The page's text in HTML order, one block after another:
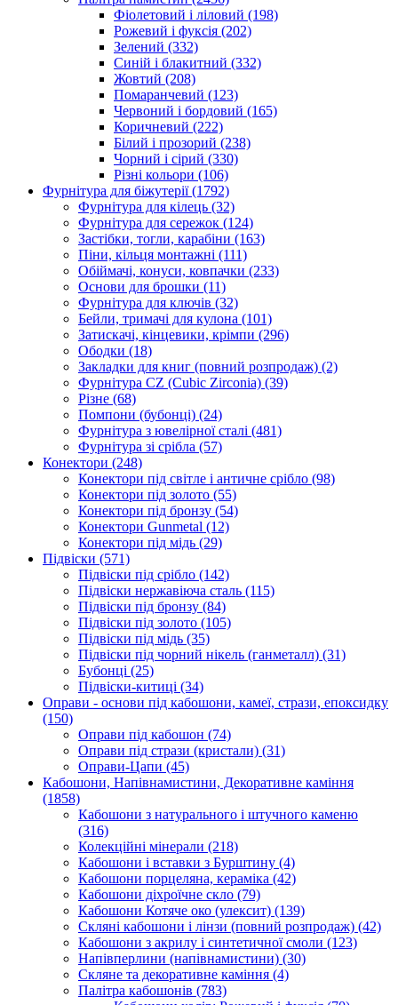
Фіолетовий і ліловий (198)
Рожевий і фуксія (202)
Зелений (332)
Синій і блакитний (332)
Жовтий (208)
Помаранчевий (123)
Червоний і бордовий (165)
Коричневий (222)
Білий і прозорий (238)
Чорний і сірий (330)
Різні кольори (106)
Фурнітура для біжутерії(1792)
Фурнітура для кілець (32)
Фурнітура для сережок (124)
Застібки, тогли, карабіни (163)
Піни, кільця монтажні (111)
Обіймачі, конуси, ковпачки (233)
Основи для брошки (11)
Фурнітура для ключів (32)
Бейли, тримачі для кулона (101)
Затискачі, кінцевики, крімпи (296)
Ободки (18)
Закладки для книг (повний розпродаж) (2)
Фурнітура CZ (Cubic Zirconia) (39)
Різне (68)
Помпони (бубонці) (24)
Фурнітура з ювелірної сталі (481)
Фурнітура зі срібла (57)
Конектори (248)
Конектори під світле і античне срібло (98)
Конектори під золото (55)
Конектори під бронзу (54)
Конектори Gunmetal (12)
Конектори під мідь (29)
Підвіски (571)
Підвіски під срібло (142)
Підвіски нержавіюча сталь (115)
Підвіски під бронзу (84)
Підвіски під золото (105)
Підвіски під мідь (35)
Підвіски під чорний нікель (ганметалл) (31)
Бубонці (25)
Підвіски-китиці (34)
Оправи - основи під кабошони, камеї, стрази, епоксидку
(150)
Оправи під кабошон (74)
Оправи під стрази (кристали) (31)
Оправи-Цапи (45)
Кабошони, Напівнамистини, Декоративне каміння
(1858)
Кабошони з натурального і штучного каменю
(316)
Колекційні мінерали (218)
Кабошони і вставки з Бурштину (4)
Кабошони порцеляна, кераміка (42)
Кабошони діхроїчне скло (79)
Кабошони Котяче око (улексит) (139)
Скляні кабошони і лінзи (повний розпродаж) (42)
Кабошони з акрилу і синтетичної смоли (123)
Напівперлини (напівнамистини) (30)
Скляне та декоративне каміння (4)
Палітра кабошонів (783)